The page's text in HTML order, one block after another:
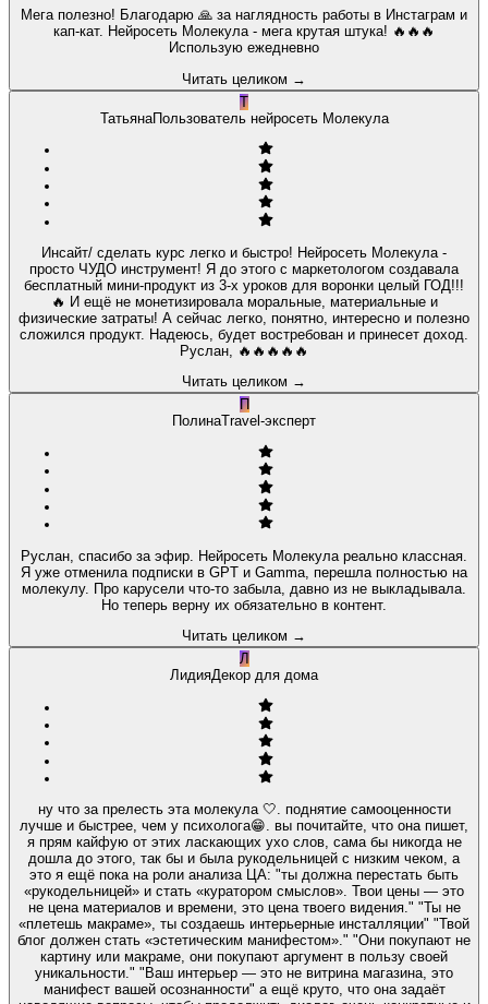
Мега полезно! Благодарю 🙏 за наглядность работы в Инстаграм и
кап-кат. Нейросеть Молекула - мега крутая штука! 🔥🔥🔥
Использую ежедневно
Читать целиком →
Т
ТатьянаПользователь нейросеть Молекула
Инсайт/ сделать курс легко и быстро! Нейросеть Молекула -
просто ЧУДО инструмент! Я до этого с маркетологом создавала
бесплатный мини-продукт из 3-х уроков для воронки целый ГОД!!!
🔥 И ещё не монетизировала моральные, материальные и
физические затраты! А сейчас легко, понятно, интересно и полезно
сложился продукт. Надеюсь, будет востребован и принесет доход.
Руслан, 🔥🔥🔥🔥🔥
Читать целиком →
П
ПолинаTravel-эксперт
Руслан, спасибо за эфир. Нейросеть Молекула реально классная.
Я уже отменила подписки в GPT и Gamma, перешла полностью на
молекулу. Про карусели что-то забыла, давно из не выкладывала.
Но теперь верну их обязательно в контент.
Читать целиком →
Л
ЛидияДекор для дома
ну что за прелесть эта молекула 🤍. поднятие самооценности
лучше и быстрее, чем у психолога😁. вы почитайте, что она пишет,
я прям кайфую от этих ласкающих ухо слов, сама бы никогда не
дошла до этого, так бы и была рукодельницей с низким чеком, а
это я ещё пока на роли анализа ЦА: "ты должна перестать быть
«рукодельницей» и стать «куратором смыслов». Твои цены — это
не цена материалов и времени, это цена твоего видения." "Ты не
«плетешь макраме», ты создаешь интерьерные инсталляции" "Твой
блог должен стать «эстетическим манифестом»." "Они покупают не
картину или макраме, они покупают аргумент в пользу своей
уникальности." "Ваш интерьер — это не витрина магазина, это
манифест вашей осознанности" а ещё круто, что она задаёт